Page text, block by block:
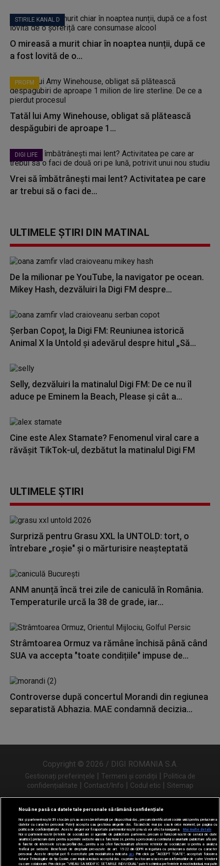
STIRILE KANAL D
O mireasă a murit chiar în noaptea nunții, după ce
a fost lovită de o...
PROFM
Tatăl lui Amy Winehouse, obligat să plătească
despăgubiri de aproape 1...
DIGI LIFE
Vrei să îmbătrânești mai lent? Activitatea pe care
ar trebui să o faci de...
ULTIMELE ȘTIRI DIN MATINAL
De la milionar pe YouTube, la navigator pe ocean.
Mikey Hash, dezvăluiri la Digi FM despre...
Șerban Copoț, la Digi FM: Reuniunea istorică
Animal X la Untold și adevărul despre hitul „Să...
Selly, dezvăluiri la matinalul Digi FM: De ce nu îl
aduce pe Eminem la Beach, Please și cât a...
Cine este Alex Stamate? Fenomenul viral care a
răvășit TikTok-ul, dezbătut la matinalul Digi FM
ULTIMELE ȘTIRI
Surpriză pentru Grasu XXL la UNTOLD: tort, o
întrebare „roșie" și o mărturisire neașteptată
ANM anunță încă trei zile de caniculă în România.
Temperaturile urcă la 38 de grade, iar...
Strâmtoarea Ormuz va rămâne închisă până când
SUA va accepta "toate condițiile" impuse de...
Controverse după concertul Morandi din regiunea
separatistă Abhazia. MAE condamnă decizia...
Copyright © 2026 / DIGI ROMANIA S.A.
Gestionați preferințele | Termeni și condiții | Politica de
confidențialitate | Contact/Info | Codul etic | Sitemap
Urmărește-ne și pe
Nouă ne pasă ca datele tale personale să rămână confidențiale
Noi și partenerii noștri31 stocăm și/sau accesăm informații pe dispozitivul dvs., precum identificatorii cookie unici pentru prelucrarea
datelor cu caracter personal. Puteți accepta sau gestiona alegerile dvs. făcând clic mai jos sau în orice moment, pe pagina cu
politica de confidențialitate. Aceste alegeri vor fi raportate partenerilor noștri și nu vă vor afecta navigarea.
Mai multe detalii
Noi si partenerii nostri (retelele de socializare si agentiile de publicitate partenere, precum si furnizorii nostri de servicii de date
analitice) prelucram date pentru a permite website-ului sa functioneze, pentru a personaliza continutul si anunturile publicitare afisate
in functie de interesele si/sau profilul dvs., pentru a va oferi functionalitati aferente retelelor de socializare si pentru a analiza
traficul pe website. Beneficiati de drepturile prevazute de art. 15-22 din GDPR in legatura cu prelucrarea datelor cu caracter
personal. Aceste drepturi pot fi exercitate prin modalitatea indicata aici. Prin click pe “ACCEPT TOATE”, acceptati folosirea
tuturor Tehnologiilor de tip Cookie, care implica inclusiv acceptul dvs. cu privire la stocarea/accesarea informatiilor de catre Vendor-ii
cu care colaboram. Prin click pe “VREAU SA MODIFIC SETARILE INDIVIDUAL” puteti schimba preferintele in mod individual, mai putin